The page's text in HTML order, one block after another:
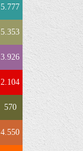
5.777
5.353
3.926
2.104
570
4.550